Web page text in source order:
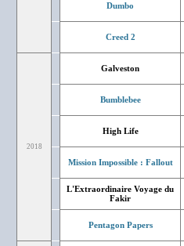
Dumbo
Creed 2
2018
Galveston
Bumblebee
High Life
Mission Impossible : Fallout
L'Extraordinaire Voyage du
Fakir
Pentagon Papers